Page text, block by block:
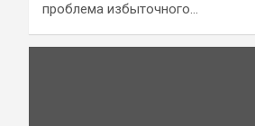
проблема избыточного…